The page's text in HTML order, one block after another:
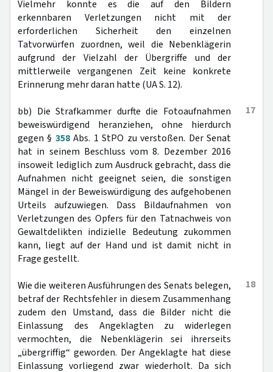
Vielmehr konnte es die auf den Bildern
erkennbaren Verletzungen nicht mit der
erforderlichen Sicherheit den einzelnen
Tatvorwürfen zuordnen, weil die Nebenklägerin
aufgrund der Vielzahl der Übergriffe und der
mittlerweile vergangenen Zeit keine konkrete
Erinnerung mehr daran hatte (UA S. 12).
17
bb) Die Strafkammer durfte die Fotoaufnahmen
beweiswürdigend heranziehen, ohne hierdurch
gegen § 358Abs. 1 StPO zu verstoßen. Der Senat
hat in seinem Beschluss vom 8. Dezember 2016
insoweit lediglich zum Ausdruck gebracht, dass die
Aufnahmen nicht geeignet seien, die sonstigen
Mängel in der Beweiswürdigung des aufgehobenen
Urteils aufzuwiegen. Dass Bildaufnahmen von
Verletzungen des Opfers für den Tatnachweis von
Gewaltdelikten indizielle Bedeutung zukommen
kann, liegt auf der Hand und ist damit nicht in
Frage gestellt.
18
Wie die weiteren Ausführungen des Senats belegen,
betraf der Rechtsfehler in diesem Zusammenhang
zudem den Umstand, dass die Bilder nicht die
Einlassung des Angeklagten zu widerlegen
vermochten, die Nebenklägerin sei ihrerseits
„übergriffig“ geworden. Der Angeklagte hat diese
Einlassung vorliegend zwar wiederholt. Da sich